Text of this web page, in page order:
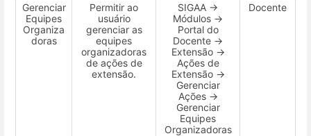
Gerenciar
Equipes
Organiza
doras
Permitir ao
usuário
gerenciar as
equipes
organizadoras
de ações de
extensão.
SIGAA →
Módulos →
Portal do
Docente →
Extensão →
Ações de
Extensão →
Gerenciar
Ações →
Gerenciar
Equipes
Organizadoras
Docente